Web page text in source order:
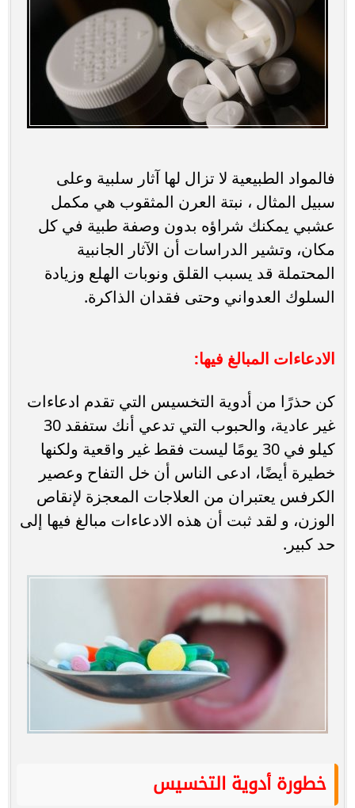
فالمواد الطبيعية لا تزال لها آثار سلبية وعلى
سبيل المثال ، نبتة العرن المثقوب هي مكمل
عشبي يمكنك شراؤه بدون وصفة طبية في كل
مكان، وتشير الدراسات أن الآثار الجانبية
المحتملة قد يسبب القلق ونوبات الهلع وزيادة
السلوك العدواني وحتى فقدان الذاكرة.
الادعاءات المبالغ فيها:
كن حذرًا من أدوية التخسيس التي تقدم ادعاءات
غير عادية، والحبوب التي تدعي أنك ستفقد 30
كيلو في 30 يومًا ليست فقط غير واقعية ولكنها
خطيرة أيضًا، ادعى الناس أن خل التفاح وعصير
الكرفس يعتبران من العلاجات المعجزة لإنقاص
الوزن، و لقد ثبت أن هذه الادعاءات مبالغ فيها إلى
حد كبير.
خطورة أدوية التخسيس